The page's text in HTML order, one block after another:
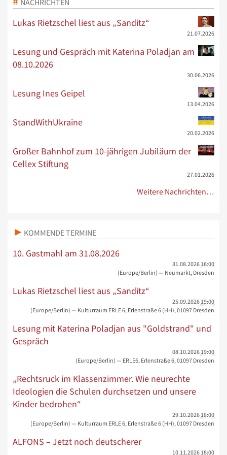
Lukas Rietzschel liest aus „Sanditz“
21.07.2026
Lesung und Gespräch mit Katerina Poladjan am
08.10.2026
30.06.2026
Lesung Ines Geipel
13.04.2026
StandWithUkraine
20.02.2026
Großer Bahnhof zum 10-jährigen Jubiläum der
Cellex Stiftung
27.01.2026
Weitere Nachrichten…
KOMMENDE TERMINE
10. Gastmahl am 31.08.2026
31.08.2026 16:00
(Europe/Berlin) — Neumarkt, Dresden
Lukas Rietzschel liest aus „Sanditz“
25.09.2026 19:00
(Europe/Berlin) — Kulturraum ERLE 6, Erlenstraße 6 (HH), 01097 Dresden
Lesung mit Katerina Poladjan aus "Goldstrand" und
Gespräch
08.10.2026 19:00
(Europe/Berlin) — ERLE6, Erlenstraße 6, 01097 Dresden
„Rechtsruck im Klassenzimmer. Wie neurechte
Ideologien die Schulen durchsetzen und unsere
Kinder bedrohen“
29.10.2026 18:00
(Europe/Berlin) — Kulturraum ERLE 6, Erlenstraße 6 (HH), 01097 Dresden
ALFONS – Jetzt noch deutscherer
10.11.2026 18:00